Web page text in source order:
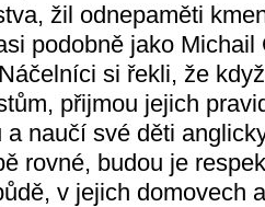
žil odnepaměti
podobně jako Michail
si řekli, že
přijmou jejich
naučí své děti
rovné, budou je
v jejich domovech